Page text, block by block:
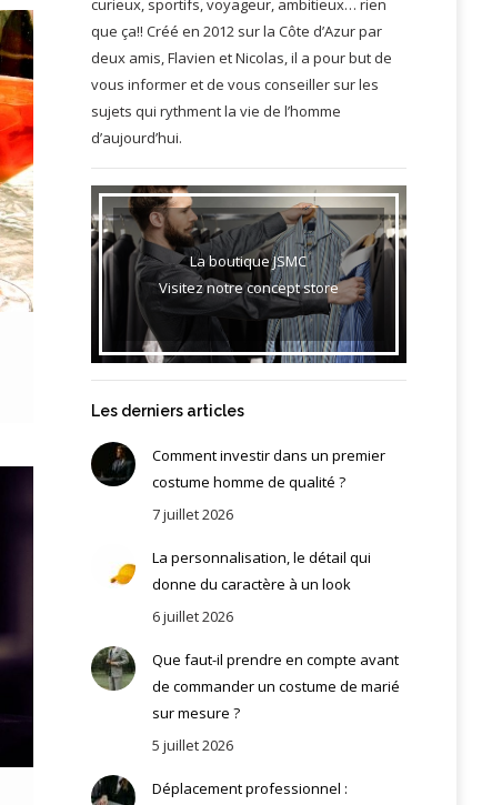
curieux, sportifs, voyageur, ambitieux… rien
que ça!! Créé en 2012 sur la Côte d’Azur par
deux amis, Flavien et Nicolas, il a pour but de
vous informer et de vous conseiller sur les
sujets qui rythment la vie de l’homme
d’aujourd’hui.
La boutique JSMC
Visitez notre concept store
Les derniers articles
Comment investir dans un premier
costume homme de qualité ?
7 juillet 2026
La personnalisation, le détail qui
donne du caractère à un look
6 juillet 2026
Que faut-il prendre en compte avant
de commander un costume de marié
sur mesure ?
5 juillet 2026
Déplacement professionnel :